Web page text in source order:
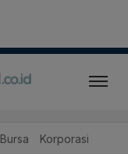
Bursa Korporasi